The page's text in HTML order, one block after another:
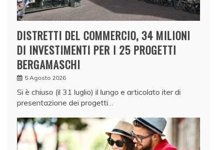
DISTRETTI DEL COMMERCIO, 34 MILIONI
DI INVESTIMENTI PER I 25 PROGETTI
BERGAMASCHI
5 Agosto 2026
Si è chiuso (il 31 luglio) il lungo e articolato iter di
presentazione dei progetti…